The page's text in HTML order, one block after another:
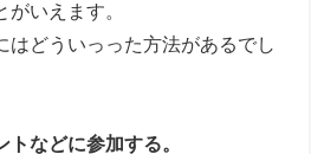
いえます。
はどういっった方法があるでし
トなどに参加する。